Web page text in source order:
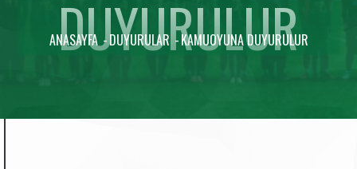
DUYURULUR
ANASAYFA DUYURULAR KAMUOYUNA DUYURULUR